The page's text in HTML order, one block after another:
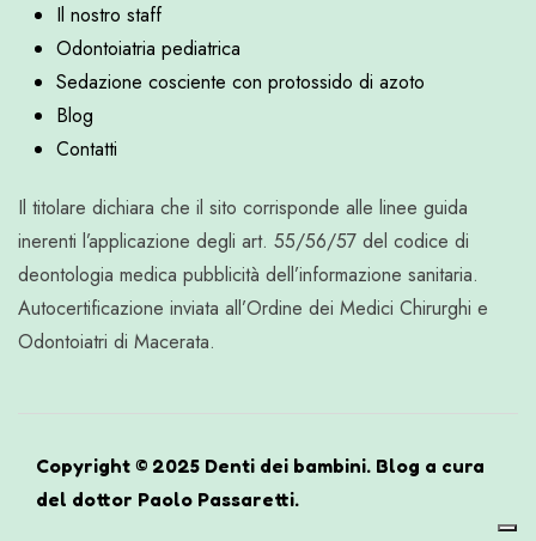
Il nostro staff
Odontoiatria pediatrica
Sedazione cosciente con protossido di azoto
Blog
Contatti
Il titolare dichiara che il sito corrisponde alle linee guida
inerenti l’applicazione degli art. 55/56/57 del codice di
deontologia medica pubblicità dell’informazione sanitaria.
Autocertificazione inviata all’Ordine dei Medici Chirurghi e
Odontoiatri di Macerata.
Copyright © 2025 Denti dei bambini. Blog a cura
del dottor Paolo Passaretti.